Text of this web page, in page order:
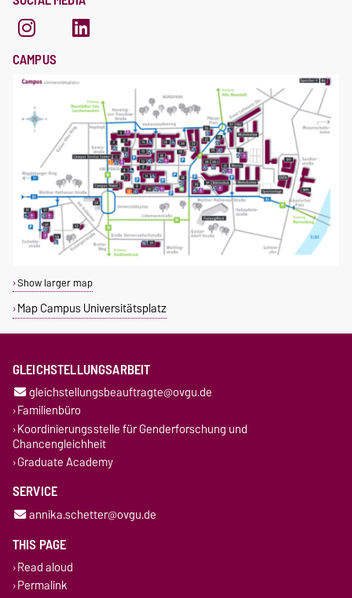
CAMPUS
Show larger map
Map Campus Universitätsplatz
GLEICHSTELLUNGSARBEIT
gleichstellungsbeauftragte@ovgu.de
Familienbüro
Koordinierungsstelle für Genderforschung und
Chancengleichheit
Graduate Academy
SERVICE
annika.schetter@ovgu.de
THIS PAGE
Read aloud
Permalink